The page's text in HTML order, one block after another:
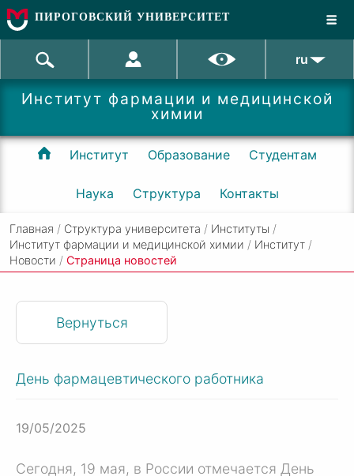
ПИРОГОВСКИЙ УНИВЕРСИТЕТ
ru
Институт фармации и медицинской
химии
Институт Образование Студентам
Наука Структура Контакты
Главная / Структура университета / Институты /
Институт фармации и медицинской химии / Институт /
Новости / Cтраница новостей
День фармацевтического работника
19/05/2025
Сегодня, 19 мая, в России отмечается День
Вернуться